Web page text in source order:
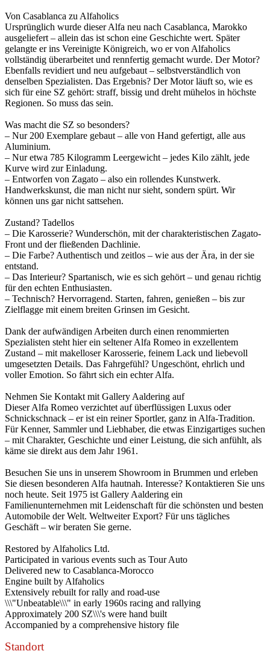
Von Casablanca zu Alfaholics
Ursprünglich wurde dieser Alfa neu nach Casablanca, Marokko
ausgeliefert – allein das ist schon eine Geschichte wert. Später
gelangte er ins Vereinigte Königreich, wo er von Alfaholics
vollständig überarbeitet und rennfertig gemacht wurde. Der Motor?
Ebenfalls revidiert und neu aufgebaut – selbstverständlich von
denselben Spezialisten. Das Ergebnis? Der Motor läuft so, wie es
sich für eine SZ gehört: straff, bissig und dreht mühelos in höchste
Regionen. So muss das sein.
Was macht die SZ so besonders?
– Nur 200 Exemplare gebaut – alle von Hand gefertigt, alle aus
Aluminium.
– Nur etwa 785 Kilogramm Leergewicht – jedes Kilo zählt, jede
Kurve wird zur Einladung.
– Entworfen von Zagato – also ein rollendes Kunstwerk.
Handwerkskunst, die man nicht nur sieht, sondern spürt. Wir
können uns gar nicht sattsehen.
Zustand? Tadellos
– Die Karosserie? Wunderschön, mit der charakteristischen Zagato-
Front und der fließenden Dachlinie.
– Die Farbe? Authentisch und zeitlos – wie aus der Ära, in der sie
entstand.
– Das Interieur? Spartanisch, wie es sich gehört – und genau richtig
für den echten Enthusiasten.
– Technisch? Hervorragend. Starten, fahren, genießen – bis zur
Zielflagge mit einem breiten Grinsen im Gesicht.
Dank der aufwändigen Arbeiten durch einen renommierten
Spezialisten steht hier ein seltener Alfa Romeo in exzellentem
Zustand – mit makelloser Karosserie, feinem Lack und liebevoll
umgesetzten Details. Das Fahrgefühl? Ungeschönt, ehrlich und
voller Emotion. So fährt sich ein echter Alfa.
Nehmen Sie Kontakt mit Gallery Aaldering auf
Dieser Alfa Romeo verzichtet auf überflüssigen Luxus oder
Schnickschnack – er ist ein reiner Sportler, ganz in Alfa-Tradition.
Für Kenner, Sammler und Liebhaber, die etwas Einzigartiges suchen
– mit Charakter, Geschichte und einer Leistung, die sich anfühlt, als
käme sie direkt aus dem Jahr 1961.
Besuchen Sie uns in unserem Showroom in Brummen und erleben
Sie diesen besonderen Alfa hautnah. Interesse? Kontaktieren Sie uns
noch heute. Seit 1975 ist Gallery Aaldering ein
Familienunternehmen mit Leidenschaft für die schönsten und besten
Automobile der Welt. Weltweiter Export? Für uns tägliches
Geschäft – wir beraten Sie gerne.
Restored by Alfaholics Ltd.
Participated in various events such as Tour Auto
Delivered new to Casablanca-Morocco
Engine built by Alfaholics
Extensively rebuilt for rally and road-use
\\\"Unbeatable\\\" in early 1960s racing and rallying
Approximately 200 SZ\\\'s were hand built
Accompanied by a comprehensive history file
Standort